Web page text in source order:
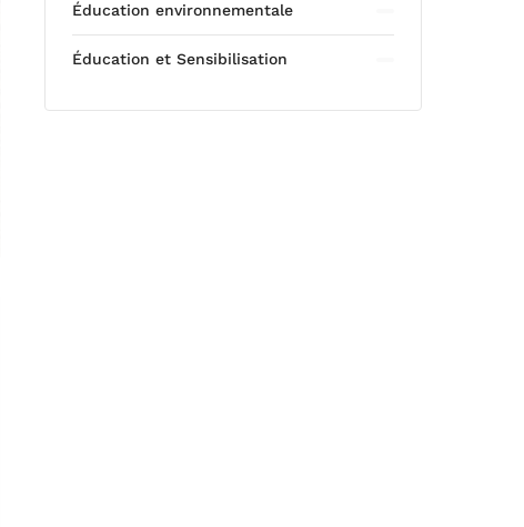
Éducation environnementale
Éducation et Sensibilisation